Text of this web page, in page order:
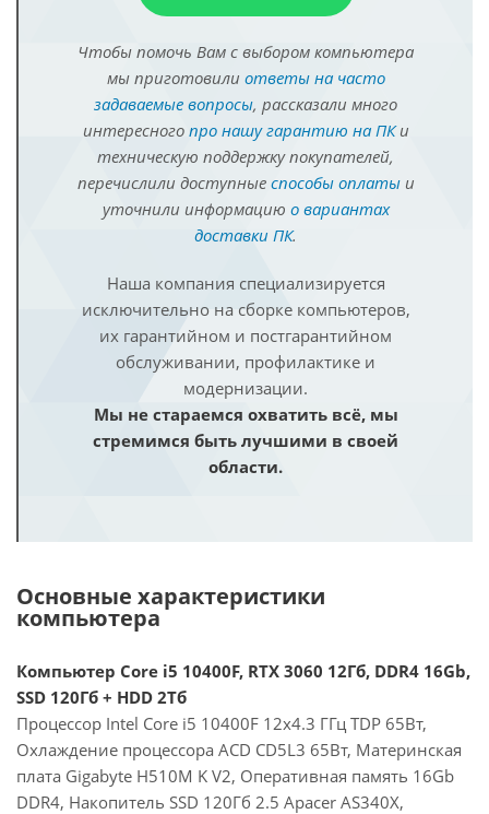
Чтобы помочь Вам с выбором компьютера
мы приготовили ответы на часто
задаваемые вопросы, рассказали много
интересного про нашу гарантию на ПКи
техническую поддержку покупателей,
перечислили доступные способы оплатыи
уточнили информацию о вариантах
доставки ПК.
Наша компания специализируется
исключительно на сборке компьютеров,
их гарантийном и постгарантийном
обслуживании, профилактике и
модернизации.
Мы не стараемся охватить всё, мы
стремимся быть лучшими в своей
области.
Основные характеристики
компьютера
Компьютер Core i5 10400F, RTX 3060 12Гб, DDR4 16Gb,
SSD 120Гб + HDD 2Тб
Процессор Intel Core i5 10400F 12x4.3 ГГц TDP 65Вт,
Охлаждение процессора ACD CD5L3 65Вт, Материнская
плата Gigabyte H510M K V2, Оперативная память 16Gb
DDR4, Накопитель SSD 120Гб 2.5 Apacer AS340X,